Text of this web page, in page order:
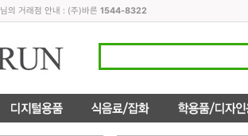
님의 거래점 안내 : (주)바른 1544-8322